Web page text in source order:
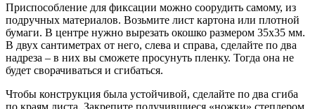
Приспособление для фиксации можно соорудить самому, из
подручных материалов. Возьмите лист картона или плотной
бумаги. В центре нужно вырезать окошко размером 35х35 мм.
В двух сантиметрах от него, слева и справа, сделайте по два
надреза – в них вы сможете просунуть пленку. Тогда она не
будет сворачиваться и сгибаться.
Чтобы конструкция была устойчивой, сделайте по два сгиба
по краям листа. Закрепите получившиеся «ножки» степлером